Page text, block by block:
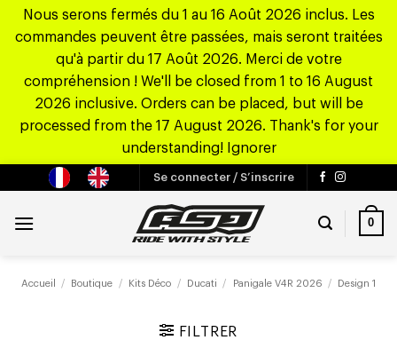
Nous serons fermés du 1 au 16 Août 2026 inclus. Les
commandes peuvent être passées, mais seront traitées
qu'à partir du 17 Août 2026. Merci de votre
compréhension ! We'll be closed from 1 to 16 August
2026 inclusive. Orders can be placed, but will be
processed from the 17 August 2026. Thank's for your
understanding! Ignorer
contenu
Se connecter / S’inscrire
0
Accueil / Boutique / Kits Déco / Ducati / Panigale V4R 2026 / Design 1
FILTRER